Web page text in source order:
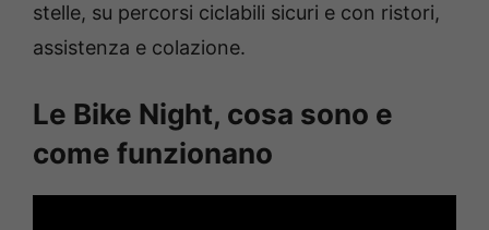
stelle, su percorsi ciclabili sicuri e con ristori,
assistenza e colazione.
Le Bike Night, cosa sono e
come funzionano